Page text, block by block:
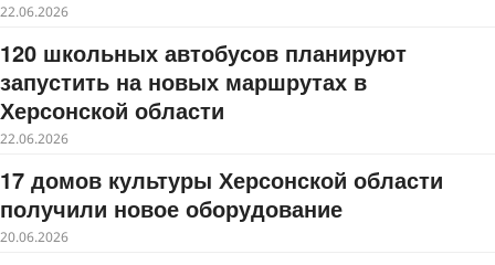
22.06.2026
120 школьных автобусов планируют
запустить на новых маршрутах в
Херсонской области
22.06.2026
17 домов культуры Херсонской области
получили новое оборудование
20.06.2026